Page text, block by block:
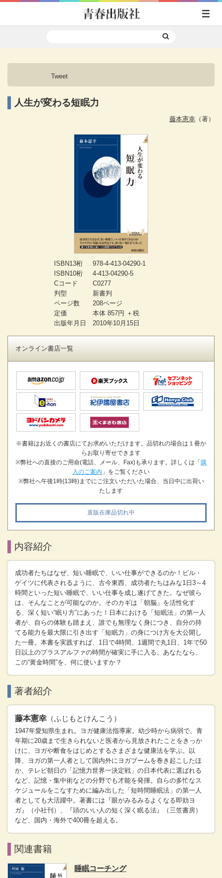
Tweet
人生が変わる短眠力
藤本憲幸 （著）
ISBN13桁
978-4-413-04290-1
ISBN10桁
4-413-04290-5
Cコード
C0277
判型
新書判
ページ数
208ページ
定価
本体 857円 ＋税
出版年月日
2010年10月15日
オンライン書店一覧
※書籍はお近くの書店にてお求めいただけます。品切れの場合は１冊か
らお取り寄せできます
※弊社への直接のご用命(電話、メール、Fax)も承ります。詳しくは「購
入のご案内 」をご覧ください
※弊社へ午後1時(13時)までにご注文いただいた場合、当日中に出荷い
たします
直販在庫品切れ中
内容紹介
成功者たちはなぜ、短い睡眠で、いい仕事ができるのか！ビル・
ゲイツに代表されるように、古今東西、成功者たちはみな1日3～4
時間といった短い睡眠で、いい仕事を成し遂げてきた。なぜ彼ら
は、そんなことが可能なのか。そのカギは「朝脳」を活性化す
る、深く短い“眠り方”にあった！日本における「短眠法」の第一人
者が、自らの体験も踏まえ、誰でも無理なく身につき、自分の持
てる能力を最大限に引き出す「短眠力」の身につけ方を大公開し
た一冊。本書を実践すれば、1日で4時間、1週間で丸1日、1年で50
日以上のプラスアルファの時間が確実に手に入る。あなたなら、
この“黄金時間”を、何に使いますか？
著者紹介
藤本憲幸 （ふじもとけんこう）
1947年愛知県生まれ。ヨガ健康法指導家。幼少時から病弱で、青
年期に20歳まで生きられないと医者から見放されたことをきっか
けに、ヨガや断食をはじめとするさまざまな健康法を学ぶ。以
降、ヨガの第一人者として国内外にヨガブームを巻き起こしたほ
か、テレビ朝日の「記憶力世界一決定戦」の日本代表に選ばれる
など、記憶・集中術などの分野でも才能を発揮。自らの多忙なス
ケジュールをこなすために編み出した「短時間睡眠法」の第一人
者としても大活躍中。著書には『眼がみるみるよくなる即効ヨ
ガ』（小社刊）、『頭のいい人の短く深く眠る法』（三笠書房）
など、国内・海外で400冊を超える。
関連書籍
睡眠コーチング